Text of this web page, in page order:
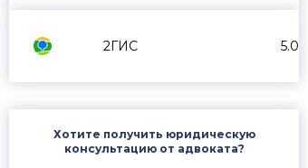
2ГИС 5.0
Хотите получить юридическую
консультацию от адвоката?